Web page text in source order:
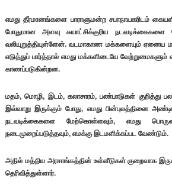
எமது தீர்மானங்களை பாராளுமன்ற சபாநாயகரிடம்
போதுமான அளவு சுயாட்சிக்குரிய
வலியுறுத்தியுள்ளேன். வடமாகாண மக்களையும் ஏனைய
எடுத்துப் பார்த்தால் எமது மக்களிடையே வேற்றுமைகளும்
காணப்படுகின்றன.
மதம், மொழி, இடம், கலாசாரம், பண்பாடுகள் குறித்து
இவ்வாறு இருக்கும் போது, எமது பின்புலத்தினை
நடவடிக்கைகளை மேற்கொள்ளவும், எமது
நடைமுறைப்படுத்தவும், எமக்கு இடமளிக்கப்பட வேண்டும்.
அதில் மத்திய அரசாங்கத்தின் உள்ளீடுகள் குறைவாக
தெரிவித்துள்ளார்.